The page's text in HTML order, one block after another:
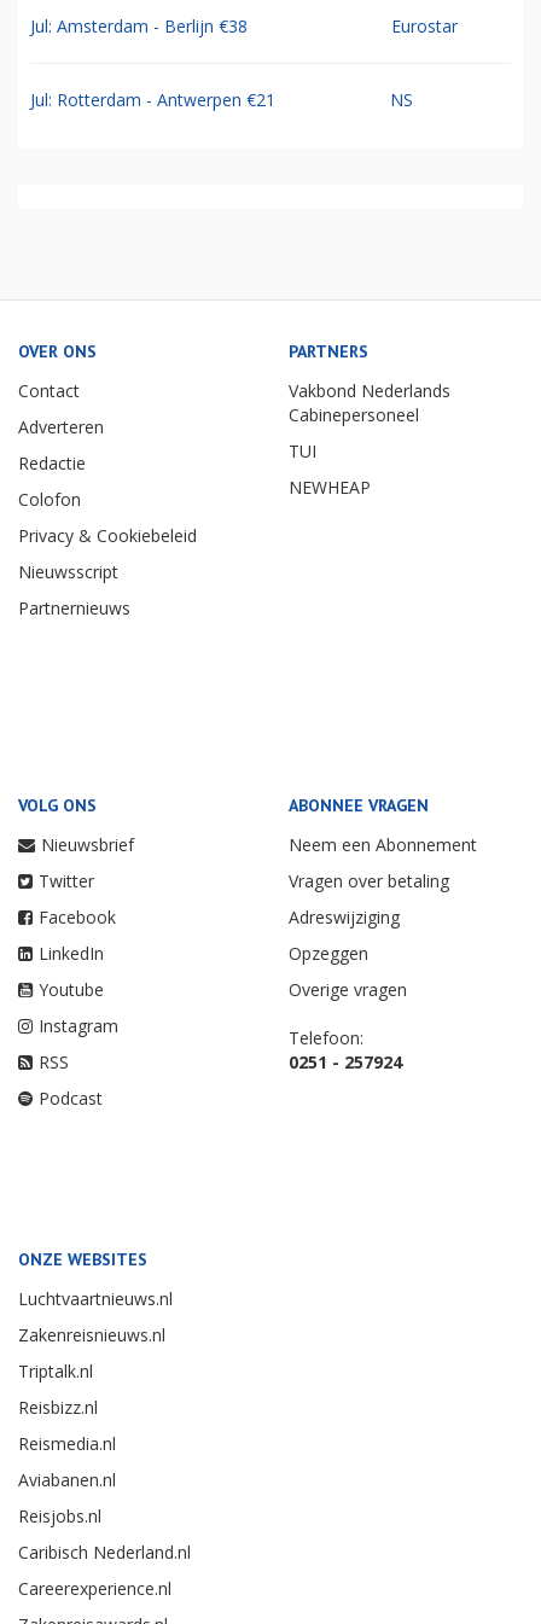
Jul: Amsterdam - Berlijn €38 Eurostar
Jul: Rotterdam - Antwerpen €21 NS
OVER ONS
Contact
Adverteren
Redactie
Colofon
Privacy & Cookiebeleid
Nieuwsscript
Partnernieuws
PARTNERS
Vakbond Nederlands
Cabinepersoneel
TUI
NEWHEAP
VOLG ONS
Nieuwsbrief
Twitter
Facebook
LinkedIn
Youtube
Instagram
RSS
Podcast
ABONNEE VRAGEN
Neem een Abonnement
Vragen over betaling
Adreswijziging
Opzeggen
Overige vragen
Telefoon:
0251 - 257924
ONZE WEBSITES
Luchtvaartnieuws.nl
Zakenreisnieuws.nl
Triptalk.nl
Reisbizz.nl
Reismedia.nl
Aviabanen.nl
Reisjobs.nl
Caribisch Nederland.nl
Careerexperience.nl